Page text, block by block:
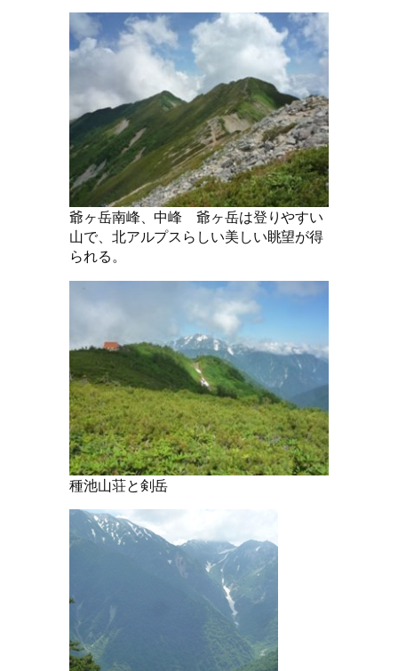
爺ヶ岳南峰、中峰 爺ヶ岳は登りやすい
山で、北アルプスらしい美しい眺望が得
られる。
種池山荘と剣岳